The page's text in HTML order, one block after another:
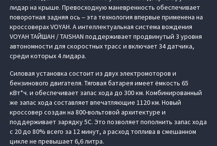
лидар на крыше. Превосходную маневренность обеспечивает
поворотная задняя ось – эта технология впервые применена на
кроссоверах VOYAH. А интеллектуальная система вождения
VOYAH ТАЙШАН / TAISHAN поддерживает продвинутый 3 уровня
автономности для скоростных трасс и включает 34 датчика,
среди которых 4 лидара.
Силовая установка состоит из двух электромоторов и
бензинового двигателя. Тяговая батарея имеет ёмкость 65
кВт*ч. и обеспечивает запас хода до 300 км. Комбинированный
же запас хода составляет впечатляющие 1120 км. Новый
кроссовер создан на 800-вольтовой архитектуре и
поддерживает зарядку 5С. Это позволяет пополнить запас хода
с 20 до 80% всего за 12 минут, а расход топлива в смешанном
цикле не превышает 6,6 литра.